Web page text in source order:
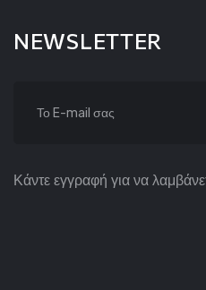
NEWSLETTER
Κάντε εγγραφή για να